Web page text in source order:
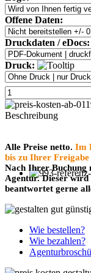
Offene Daten:
Druckdaten / eDocs:
Druck:
Beschreibung
Alle Preise netto. Im
bis zu Ihrer Freigabe
Nach Ihrer Buchung
Agentur. Dieser
beantwortet gerne
Wie bestellen?
Wie bezahlen?